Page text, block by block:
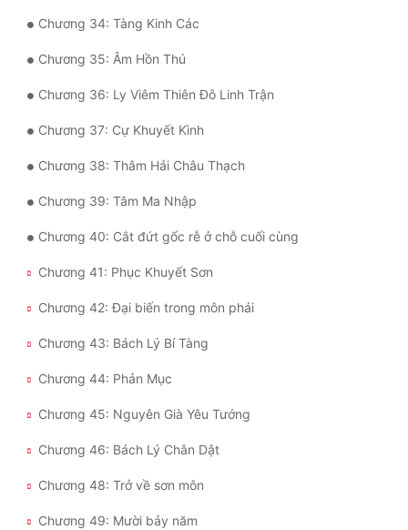
Tính Cách Nhân Vật :
Cơ Trí
Sát Phạt Quyết Đoán
Vô Sỉ
Điềm Đạm
Chương 34: Tàng Kinh Các
Chương 35: Âm Hồn Thú
Chương 36: Ly Viêm Thiên Đô Linh Trận
Chương 37: Cự Khuyết Kình
Chương 38: Thâm Hải Châu Thạch
Chương 39: Tâm Ma Nhập
Chương 40: Cắt đứt gốc rễ ở chỗ cuối cùng
Chương 41: Phục Khuyết Sơn
Chương 42: Đại biến trong môn phái
Chương 43: Bách Lý Bí Tàng
Chương 44: Phản Mục
Chương 45: Nguyên Già Yêu Tướng
Chương 46: Bách Lý Chân Dật
Chương 48: Trở về sơn môn
Chương 49: Mười bảy năm